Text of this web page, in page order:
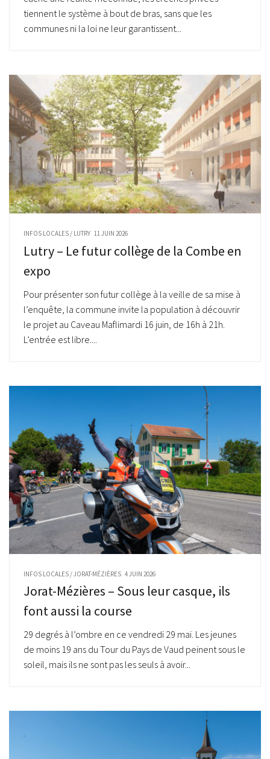
tiennent le système à bout de bras, sans que les
communes ni la loi ne leur garantissent...
INFOS LOCALES / LUTRY 11 JUIN 2026
Lutry – Le futur collège de la Combe en
expo
Pour présenter son futur collège à la veille de sa mise à
l’enquête, la commune invite la population à découvrir
le projet au Caveau Maflimardi 16 juin, de 16h à 21h.
L’entrée est libre....
INFOS LOCALES /JORAT-MÉZIÈRES 4 JUIN 2026
Jorat-Mézières – Sous leur casque, ils
font aussi la course
29 degrés à l’ombre en ce vendredi 29 mai. Les jeunes
de moins 19 ans du Tour du Pays de Vaud peinent sous le
soleil, mais ils ne sont pas les seuls à avoir...